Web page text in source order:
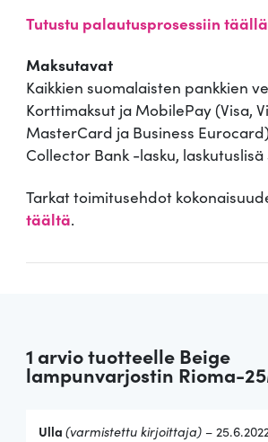
Tutustu palautusprosessiin
Maksutavat
Kaikkien suomalaisten pankkien
Korttimaksut ja MobilePay (Visa,
MasterCard ja Business Eurocard)
Collector Bank -lasku,
Tarkat toimitusehdot
täältä.
1 arvio tuotteelleBeige
lampunvarjostin Rioma-
Ulla(varmistettu kirjoittaja) –